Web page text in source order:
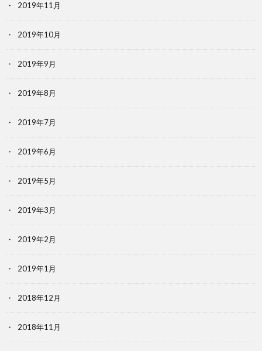
2019年11月
2019年10月
2019年9月
2019年8月
2019年7月
2019年6月
2019年5月
2019年3月
2019年2月
2019年1月
2018年12月
2018年11月